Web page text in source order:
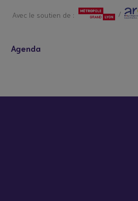
Agenda
Avec le soutien de : /